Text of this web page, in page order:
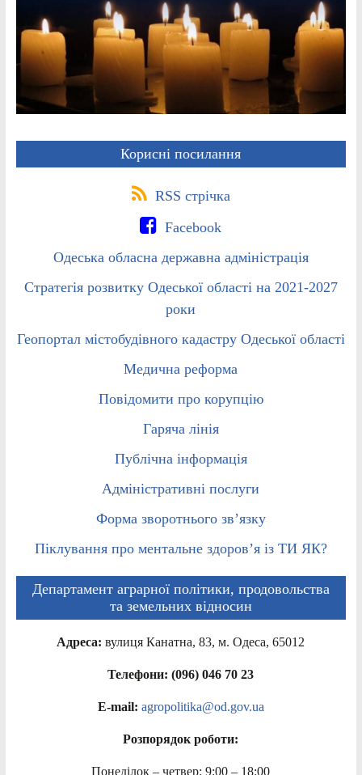
Корисні посилання
RSS стрічка
Facebook
Одеська обласна державна адміністрація
Стратегія розвитку Одеської області на 2021-2027
роки
Геопортал містобудівного кадастру Одеської області
Медична реформа
Повідомити про корупцію
Гаряча лінія
Публічна інформація
Адміністративні послуги
Форма зворотнього зв’язку
Піклування про ментальне здоров’я із ТИ ЯК?
Департамент аграрної політики, продовольства
та земельних відносин
Адреса: вулиця Канатна, 83, м. Одеса, 65012
Телефони: (096) 046 70 23
E-mail: agropolitika@od.gov.ua
Розпорядок роботи:
Понеділок – четвер: 9:00 – 18:00